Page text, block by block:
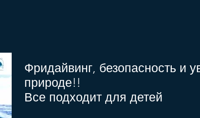
Фридайвинг, безопасность и
природе!!
Все подходит для детей